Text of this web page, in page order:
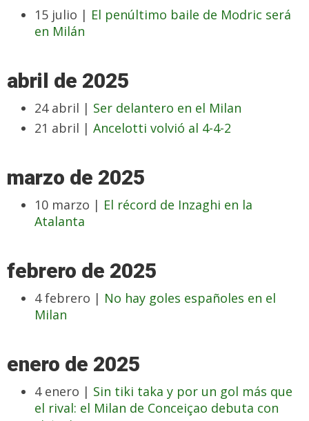
15 julio | El penúltimo baile de Modric será
en Milán
abril de 2025
24 abril | Ser delantero en el Milan
21 abril | Ancelotti volvió al 4-4-2
marzo de 2025
10 marzo | El récord de Inzaghi en la
Atalanta
febrero de 2025
4 febrero | No hay goles españoles en el
Milan
enero de 2025
4 enero | Sin tiki taka y por un gol más que
el rival: el Milan de Conceiçao debuta con